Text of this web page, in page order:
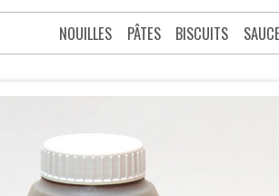
NOUILLES PÂTES BISCUITS